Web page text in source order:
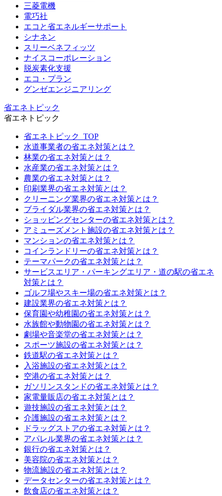
三菱電機
電巧社
エコと省エネルギーサポート
シナネン
スリーベネフィッツ
ナイスコーポレーション
脱炭素化支援
エコ・プラン
グンゼエンジニアリング
省エネトピック
省エネトピック
省エネトピック_TOP
水道事業者の省エネ対策とは？
林業の省エネ対策とは？
水産業の省エネ対策とは？
農業の省エネ対策とは？
印刷業界の省エネ対策とは？
クリーニング業界の省エネ対策とは？
ブライダル業界の省エネ対策とは？
ショッピングセンターの省エネ対策とは？
アミューズメント施設の省エネ対策とは？
マンションの省エネ対策とは？
コインランドリーの省エネ対策とは？
テーマパークの省エネ対策とは？
サービスエリア・パーキングエリア・道の駅の省エネ
対策とは？
ゴルフ場やスキー場の省エネ対策とは？
建設業界の省エネ対策とは？
保育園や幼稚園の省エネ対策とは？
水族館や動物園の省エネ対策とは？
劇場や音楽堂の省エネ対策とは？
スポーツ施設の省エネ対策とは？
鉄道駅の省エネ対策とは？
入浴施設の省エネ対策とは？
空港の省エネ対策とは？
ガソリンスタンドの省エネ対策とは？
家電量販店の省エネ対策とは？
遊技施設の省エネ対策とは？
介護施設の省エネ対策とは？
ドラッグストアの省エネ対策とは？
アパレル業界の省エネ対策とは？
銀行の省エネ対策とは？
美容院の省エネ対策とは？
物流施設の省エネ対策とは？
データセンターの省エネ対策とは？
飲食店の省エネ対策とは？